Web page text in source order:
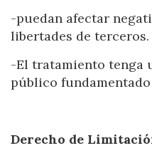
-puedan afectar
libertades de terceros.
-El tratamiento tenga
público
Derecho de